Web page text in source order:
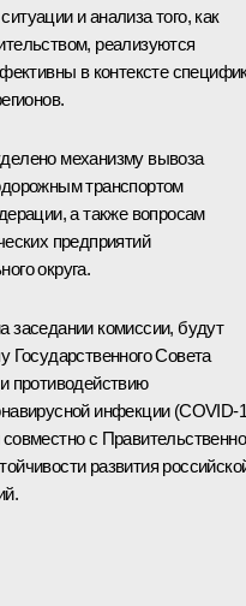
и анализа того, как
реализуются
в контексте
механизму вывоза
транспортом
а также вопросам
предприятий
округа.
комиссии, будут
Государственного Совета
противодействию
инфекции (COVID-
с
развития